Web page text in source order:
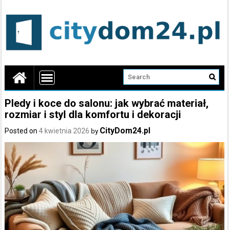
Pledy i koce do salonu: jak wybrać materiał,
rozmiar i styl dla komfortu i dekoracji
Posted on4 kwietnia 2026 by CityDom24.pl